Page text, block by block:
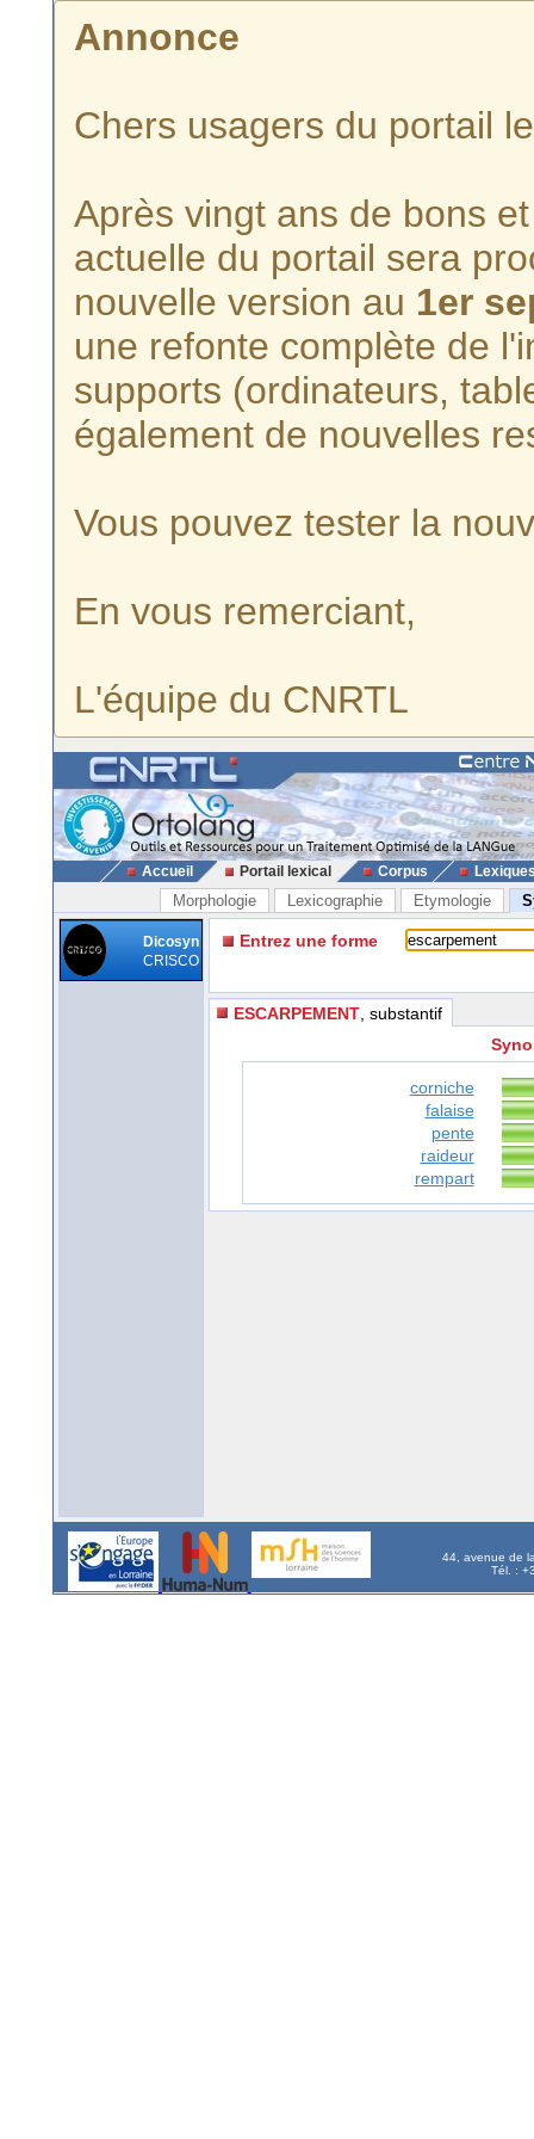
Annonce
Chers usagers du portail
Après vingt ans de bons
actuelle du portail sera
nouvelle version au 1er
une refonte complète de
supports (ordinateurs,
également de nouvelles
Vous pouvez tester la
En vous remerciant,
L'équipe du CNRTL
Accueil Portail lexical Corpus
Morphologie Lexicographie Etymologie
Dicosyn
CRISCO
Entrez une forme
ESCARPEMENT , substantif
corniche
falaise
pente
raideur
rempart
44, avenue de
Tél. :